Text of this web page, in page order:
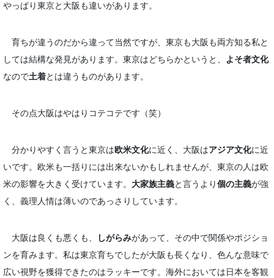
やっぱり東京と大阪も違いがあります。
育ちが違うのだから違って当然ですが、東京も大阪も両方知る私と
しては結構な発見があります。東京はどちらかというと、
よそ者文化
なので土着とは違うものがあります。
その点大阪はやはりコテコテです（笑）
分かりやすく言うと東京は欧米文化に近く、大阪はアジア文化に近
いです。欧米も一括りには出来ないかもしれませんが、東京の人は欧
米の影響を大きく受けています。 大家族主義と言うより個の主義が強
く、義理人情は薄いのであっさりしています。
大阪は良くも悪くも、 しがらみがあって、その中で関係やポジショ
ンを育みます。私は東京育ちでしたが大阪も長くなり、色んな意味で
広い視野を獲得できたのはラッキーです。海外においては日本を客観